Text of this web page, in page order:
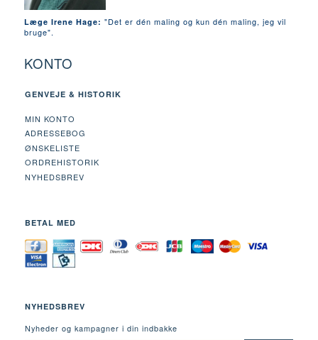
Læge Irene Hage: "Det er dén maling og kun dén maling, jeg vil
bruge".
KONTO
GENVEJE & HISTORIK
MIN KONTO
ADRESSEBOG
ØNSKELISTE
ORDREHISTORIK
NYHEDSBREV
BETAL MED
NYHEDSBREV
Nyheder og kampagner i din indbakke